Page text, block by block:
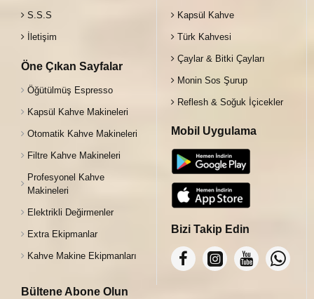
S.S.S
İletişim
Öne Çıkan Sayfalar
Öğütülmüş Espresso
Kapsül Kahve Makineleri
Otomatik Kahve Makineleri
Filtre Kahve Makineleri
Profesyonel Kahve
Makineleri
Elektrikli Değirmenler
Extra Ekipmanlar
Kahve Makine Ekipmanları
Kapsül Kahve
Türk Kahvesi
Çaylar & Bitki Çayları
Monin Sos Şurup
Reflesh & Soğuk İçicekler
Mobil Uygulama
Bizi Takip Edin
Bültene Abone Olun